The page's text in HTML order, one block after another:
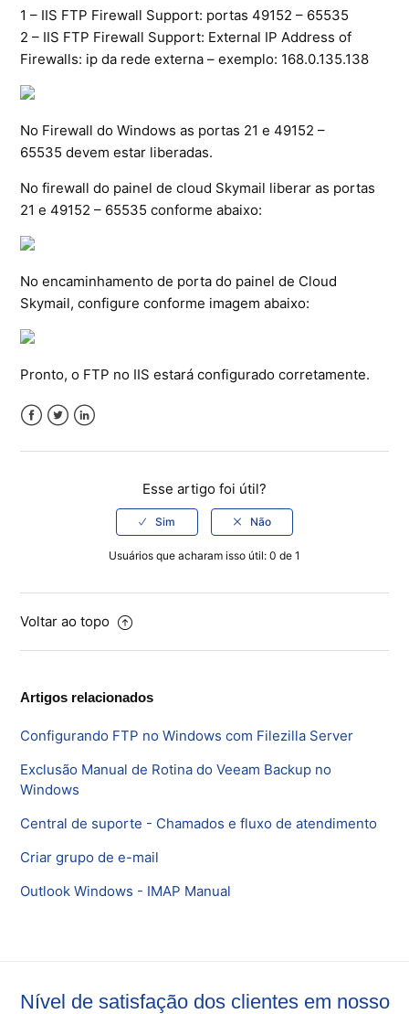
Ferramentas
Interno - Cloud Interno
Interno - CloudStack
Interno - Skybox
Equipe Ativação
Microsoft SQL Server
1 – IIS FTP Firewall Support: portas 49152 – 65535
2 – IIS FTP Firewall Support: External IP Address of
Firewalls: ip da rede externa – exemplo: 168.0.135.138
No Firewall do Windows as portas 21 e 49152 –
65535 devem estar liberadas.
No firewall do painel de cloud Skymail liberar as portas
21 e 49152 – 65535 conforme abaixo:
No encaminhamento de porta do painel de Cloud
Skymail, configure conforme imagem abaixo:
Pronto, o FTP no IIS estará configurado corretamente.
Esse artigo foi útil?
Usuários que acharam isso útil: 0 de 1
Voltar ao topo
Artigos relacionados
Configurando FTP no Windows com Filezilla Server
Exclusão Manual de Rotina do Veeam Backup no
Windows
Central de suporte - Chamados e fluxo de atendimento
Criar grupo de e-mail
Outlook Windows - IMAP Manual
Nível de satisfação dos clientes em nosso